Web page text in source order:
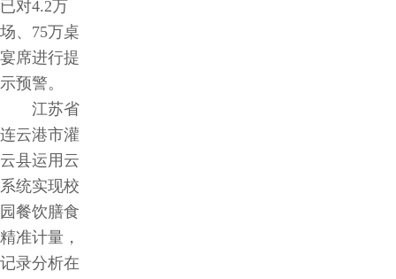
已对4.2万
场、75万桌
宴席进行提
示预警。
江苏省
连云港市灌
云县运用云
系统实现校
园餐饮膳食
精准计量，
记录分析在